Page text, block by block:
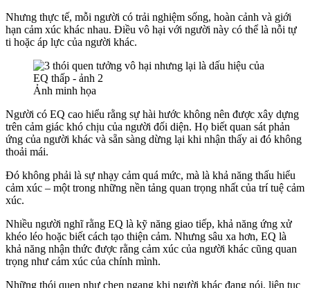
Nhưng thực tế, mỗi người có trải nghiệm sống, hoàn cảnh và giới
hạn cảm xúc khác nhau. Điều vô hại với người này có thể là nỗi tự
ti hoặc áp lực của người khác.
Ảnh minh họa
Người có EQ cao hiểu rằng sự hài hước không nên được xây dựng
trên cảm giác khó chịu của người đối diện. Họ biết quan sát phản
ứng của người khác và sẵn sàng dừng lại khi nhận thấy ai đó không
thoải mái.
Đó không phải là sự nhạy cảm quá mức, mà là khả năng thấu hiểu
cảm xúc – một trong những nền tảng quan trọng nhất của trí tuệ cảm
xúc.
Nhiều người nghĩ rằng EQ là kỹ năng giao tiếp, khả năng ứng xử
khéo léo hoặc biết cách tạo thiện cảm. Nhưng sâu xa hơn, EQ là
khả năng nhận thức được rằng cảm xúc của người khác cũng quan
trọng như cảm xúc của chính mình.
Những thói quen như chen ngang khi người khác đang nói, liên tục